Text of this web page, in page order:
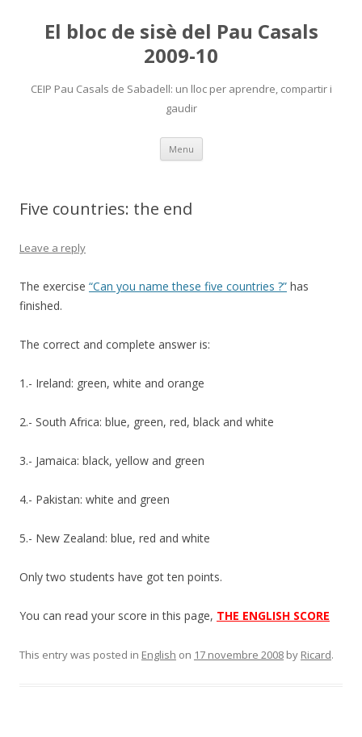
El bloc de sisè del Pau Casals
2009-10
CEIP Pau Casals de Sabadell: un lloc per aprendre, compartir i
gaudir
Menu Skip
content
Five countries: the end
Leave a reply
The exercise “Can you name these five countries ?” has
finished.
The correct and complete answer is:
1.- Ireland: green, white and orange
2.- South Africa: blue, green, red, black and white
3.- Jamaica: black, yellow and green
4.- Pakistan: white and green
5.- New Zealand: blue, red and white
Only two students have got ten points.
You can read your score in this page, THE ENGLISH SCORE
This entry was posted in English on 17 novembre 2008 by Ricard.